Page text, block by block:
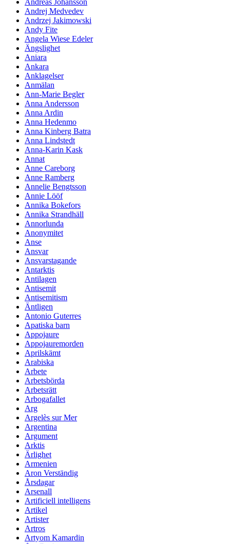
Andrej Medvedev
Andrzej Jakimowski
Andy Fite
Angela Wiese Edeler
Ängslighet
Aniara
Ankara
Anklagelser
Anmälan
Ann-Marie Begler
Anna Andersson
Anna Ardin
Anna Hedenmo
Anna Kinberg Batra
Anna Lindstedt
Anna-Karin Kask
Annat
Anne Careborg
Anne Ramberg
Annelie Bengtsson
Annie Lööf
Annika Bokefors
Annika Strandhäll
Annorlunda
Anonymitet
Anse
Ansvar
Ansvarstagande
Antarktis
Antilagen
Antisemit
Antisemitism
Äntligen
Antonio Guterres
Apatiska barn
Appojaure
Appojauremorden
Aprilskämt
Arabiska
Arbete
Arbetsbörda
Arbetsrätt
Arbogafallet
Arg
Argelès sur Mer
Argentina
Argument
Arktis
Ärlighet
Armenien
Aron Verständig
Årsdagar
Arsenall
Artificiell intelligens
Artikel
Artister
Artros
Artyom Kamardin